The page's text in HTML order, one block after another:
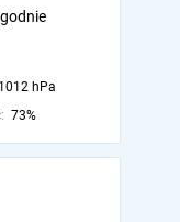
1012 hPa
73%